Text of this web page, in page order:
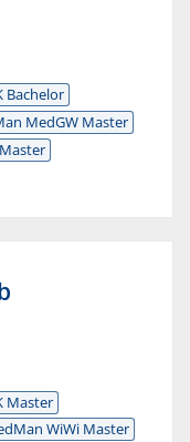
Bachelor
MedGW Master
Master
WiWi Master